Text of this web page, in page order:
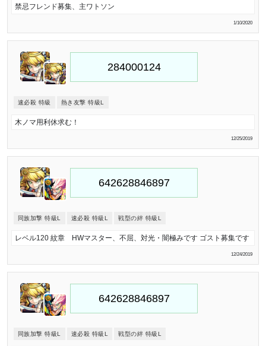
禁忌フレンド募集、主ワトソン
1/10/2020
速必殺 特級 熱き友撃 特級L
木ノマ用利休求む！
12/25/2019
同族加撃 特級L 速必殺 特級L 戦型の絆 特級L
レベル120 紋章 HWマスター、不屈、対光・闇極みです ゴスト募集です
12/24/2019
同族加撃 特級L 速必殺 特級L 戦型の絆 特級L